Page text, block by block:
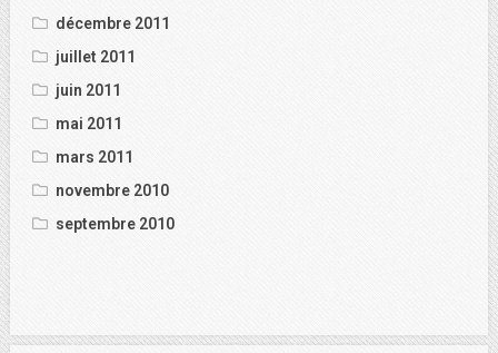
décembre 2011
juillet 2011
juin 2011
mai 2011
mars 2011
novembre 2010
septembre 2010